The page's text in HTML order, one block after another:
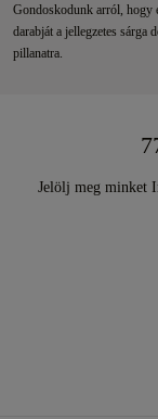
Gondoskodunk arról, hogy
darabját a jellegzetes sárga
pillanatra.
Jelölj meg minket